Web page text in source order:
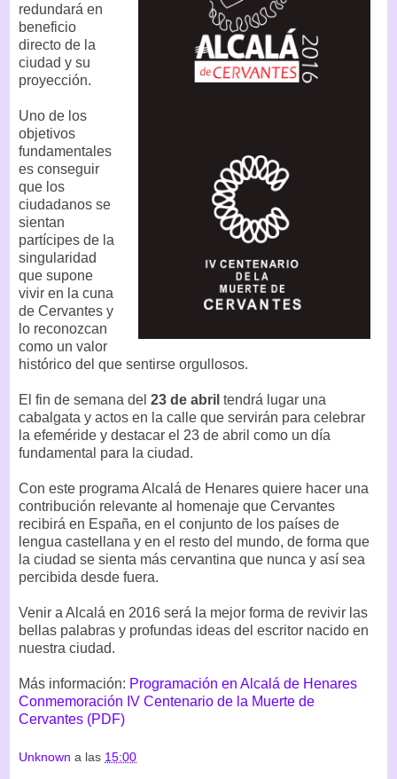
redundará en
beneficio
directo de la
ciudad y su
proyección.
Uno de los
objetivos
fundamentales
es conseguir
que los
ciudadanos se
sientan
partícipes de la
singularidad
que supone
vivir en la cuna
de Cervantes y
lo reconozcan
como un valor
histórico del que sentirse orgullosos.
El fin de semana del 23 de abril tendrá lugar una
cabalgata y actos en la calle que servirán para celebrar
la efeméride y destacar el 23 de abril como un día
fundamental para la ciudad.
Con este programa Alcalá de Henares quiere hacer una
contribución relevante al homenaje que Cervantes
recibirá en España, en el conjunto de los países de
lengua castellana y en el resto del mundo, de forma que
la ciudad se sienta más cervantina que nunca y así sea
percibida desde fuera.
Venir a Alcalá en 2016 será la mejor forma de revivir las
bellas palabras y profundas ideas del escritor nacido en
nuestra ciudad.
Más información: Programación en Alcalá de Henares
Conmemoración IV Centenario de la Muerte de
Cervantes (PDF)
Unknown a las 15:00